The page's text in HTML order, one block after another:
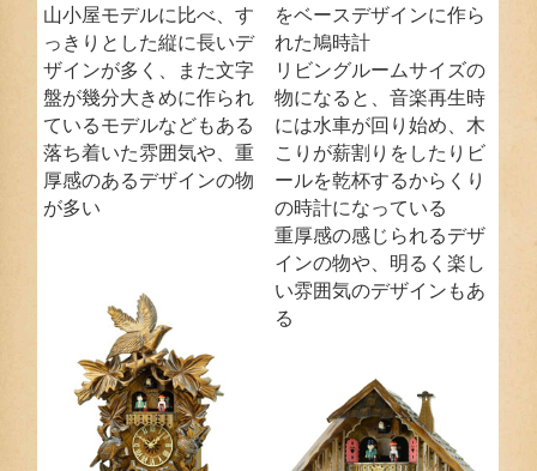
山小屋モデルに比べ、す
っきりとした縦に長いデ
ザインが多く、また文字
盤が幾分大きめに作られ
ているモデルなどもある
落ち着いた雰囲気や、重
厚感のあるデザインの物
が多い
をベースデザインに作ら
れた鳩時計
リビングルームサイズの
物になると、音楽再生時
には水車が回り始め、木
こりが薪割りをしたりビ
ールを乾杯するからくり
の時計になっている
重厚感の感じられるデザ
インの物や、明るく楽し
い雰囲気のデザインもあ
る